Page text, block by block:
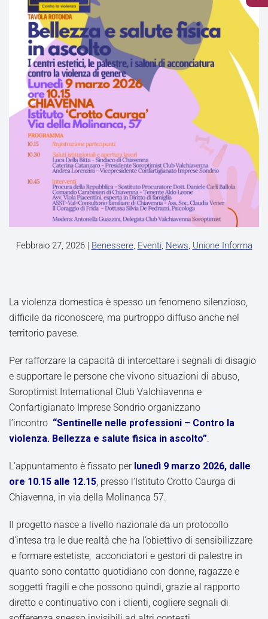
Febbraio 27, 2026| Benessere, Eventi, News, Unione Informa
La violenza domestica è spesso un fenomeno silenzioso,
difficile da riconoscere, ma purtroppo diffuso anche nel
territorio pavese.
Per rafforzare la capacità di intercettare i segnali di disagio
e supportare le persone che vivono situazioni di abuso,
Soroptimist International Club Valchiavenna e
Confartigianato Imprese Sondrio organizzano
l’incontro “Sentinelle nelle professioni – Contro la
violenza. Bellezza e salute fisica in ascolto”.
L’appuntamento è fissato per lunedì 9 marzo 2026, dalle
ore 10.15 alle 12.15, presso l’Istituto Crotto Caurga di
Chiavenna, in via della Molinanca 57.
Il progetto nasce a livello nazionale da un protocollo
d’intesa tra le due realtà che ha l’obiettivo di sensibilizzare
e formare estetiste, acconciatori e gestori di palestre in
quanto sono contatto quotidiano con donne, ragazze e
soggetti fragili e che possono quindi, grazie al rapporto
diretto e continuativo con i clienti, cogliere segnali di